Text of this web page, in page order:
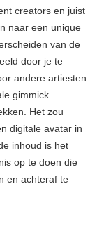
creators en juist
naar een unique
van de
door je te
andere artiesten
gimmick
Het zou
digitale avatar in
inhoud is het
op te doen die
en achteraf te